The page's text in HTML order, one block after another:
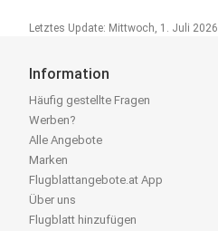
Letztes Update: Mittwoch, 1. Juli 2026
Information
Häufig gestellte Fragen
Werben?
Alle Angebote
Marken
Flugblattangebote.at App
Über uns
Flugblatt hinzufügen